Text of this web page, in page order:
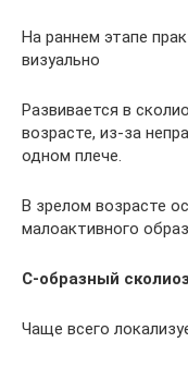
На раннем этапе
визуально
Развивается в
возрасте, из-за
одном плече.
В зрелом возрасте
малоактивного
С-образный сколиоз
Чаще всего